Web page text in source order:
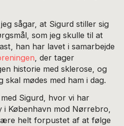
sågar, at Sigurd stiller sig
som jeg skulle til at
han har lavet i samarbejde
, der tager
historie med sklerose, og
skal mødes med ham i dag.
Sigurd, hvor vi har
København mod Nørrebro,
helt forpustet af at følge